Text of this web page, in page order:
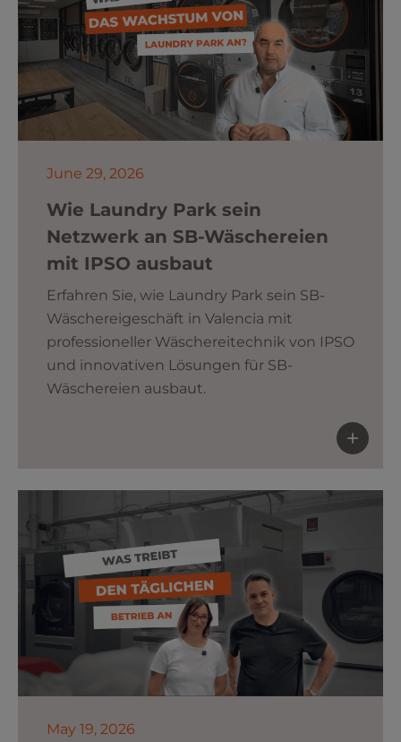
June 29, 2026
Wie Laundry Park sein
Netzwerk an SB-Wäschereien
mit IPSO ausbaut
Erfahren Sie, wie Laundry Park sein SB-
Wäschereigeschäft in Valencia mit
professioneller Wäschereitechnik von IPSO
und innovativen Lösungen für SB-
Wäschereien ausbaut.
May 19, 2026